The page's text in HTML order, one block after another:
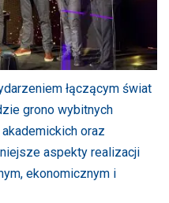
łączącym świat
grono wybitnych
oraz
aspekty realizacji
ekonomicznym i